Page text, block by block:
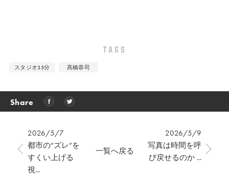
TAGS
スタジオ35分 髙橋恭司
Share
2026/5/7
都市の“ズレ”を
すくい上げる
視...
2026/5/9
写真は時間を呼
び戻せるのか ...
一覧へ戻る